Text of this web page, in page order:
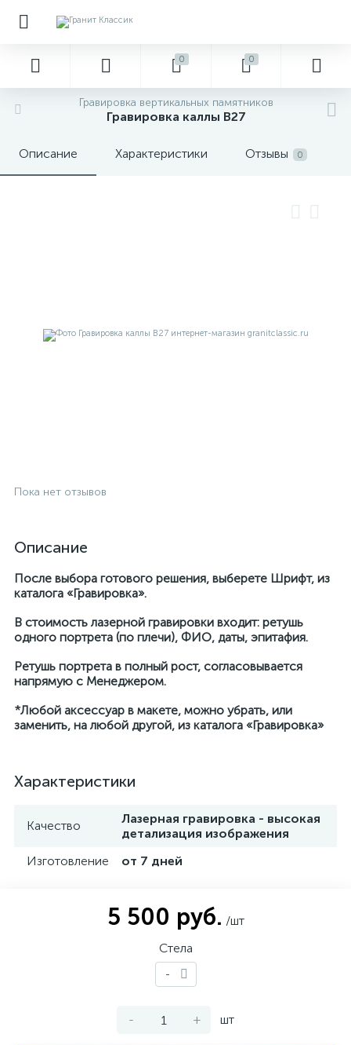
0 0
Гравировка вертикальных памятников
Гравировка каллы В27
Описание Характеристики Отзывы 0
Пока нет отзывов
Описание
После выбора готового решения, выберете Шрифт, из
каталога «Гравировка».
В стоимость лазерной гравировки входит: ретушь
одного портрета (по плечи), ФИО, даты, эпитафия.
Ретушь портрета в полный рост, согласовывается
напрямую с Менеджером.
*Любой аксессуар в макете, можно убрать, или
заменить, на любой другой, из каталога «Гравировка»
Характеристики
Качество
Лазерная гравировка - высокая
детализация изображения
Изготовление
от 7 дней
5 500 руб. /шт
Стела
-
- + шт